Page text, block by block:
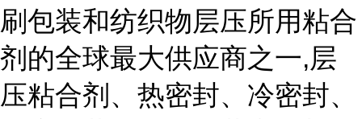
刷包装和纺织物层压所用粘合
剂的全球最大供应商之一,层
压粘合剂、热密封、冷密封、